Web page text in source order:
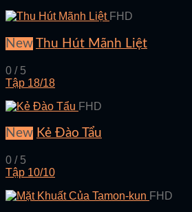
FHD
New Thu Hút Mãnh Liệt
0 / 5
Tập 18/18
FHD
New Kẻ Đào Tẩu
0 / 5
Tập 10/10
FHD